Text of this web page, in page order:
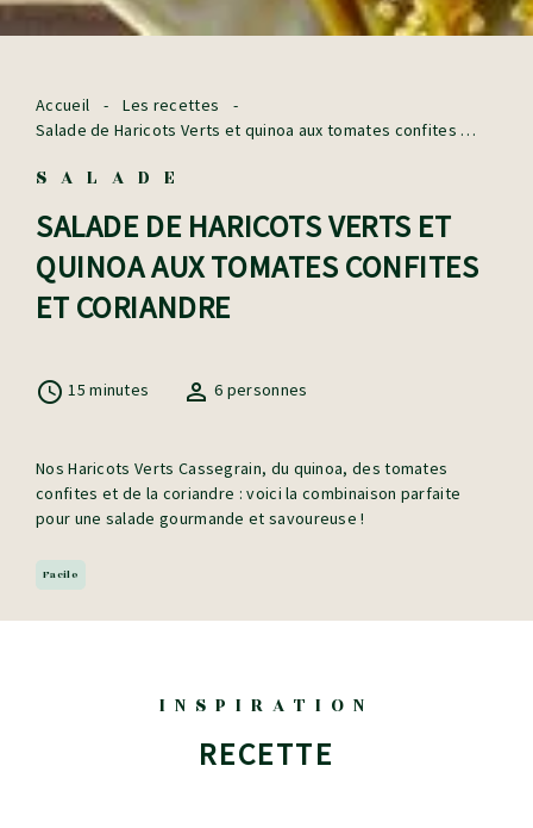
Accueil - Les recettes
-
Salade de Haricots Verts et quinoa aux tomates confites et
SALADE
SALADE DE HARICOTS VERTS ET
QUINOA AUX TOMATES CONFITES
ET CORIANDRE
15 minutes 6 personnes
Nos Haricots Verts Cassegrain, du quinoa, des tomates
confites et de la coriandre : voici la combinaison parfaite
pour une salade gourmande et savoureuse !
Facile
INSPIRATION
RECETTE